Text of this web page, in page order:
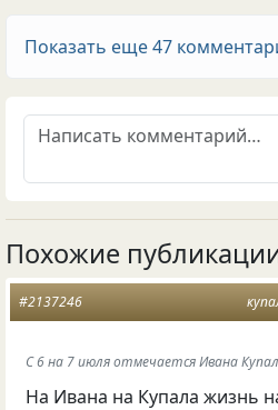
Показать еще 47
Похожие
#2137246
С 6 на 7 июля отмечается Ивана
На Ивана на Купала жизнь